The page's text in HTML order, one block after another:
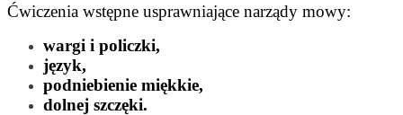
Ćwiczenia wstępne usprawniające narządy mowy:
wargi i policzki,
język,
podniebienie miękkie,
dolnej szczęki.